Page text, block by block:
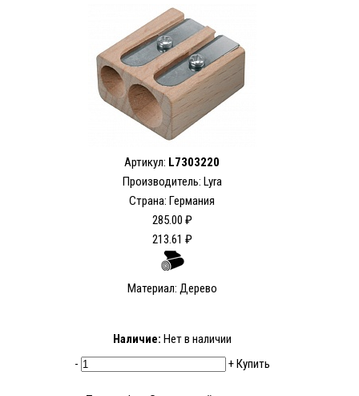
Артикул: L7303220
Производитель: Lyra
Страна: Германия
285.00 ₽
213.61 ₽
Материал: Дерево
Наличие: Нет в наличии
-
+Купить